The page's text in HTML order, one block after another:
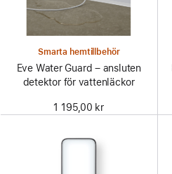
Smarta hemtillbehör
Eve Water Guard – ansluten
detektor för vattenläckor
1 195,00 kr